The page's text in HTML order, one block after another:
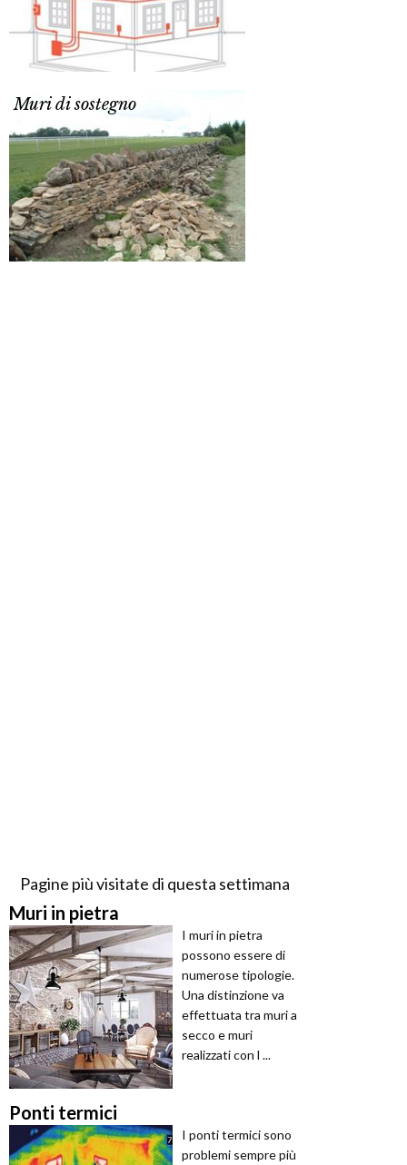
Muri di sostegno
Pagine più visitate di questa settimana
Muri in pietra
I muri in pietra
possono essere di
numerose tipologie.
Una distinzione va
effettuata tra muri a
secco e muri
realizzati con l ...
Ponti termici
I ponti termici sono
problemi sempre più